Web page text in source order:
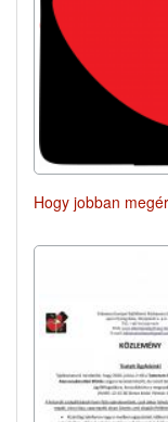
Hogy jobban